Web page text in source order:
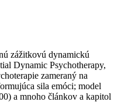
zážitkovú dynamickú
Dynamic Psychotherapy,
zameraný na
sila emóci; model
a mnoho článkov a kapitol